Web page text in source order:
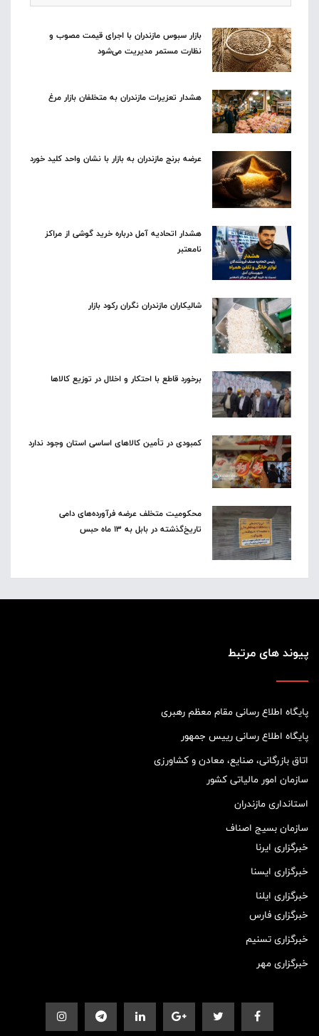
بازار سبوس مازندران با اجرای قیمت مصوب و
نظارت مستمر مدیریت می‌شود
هشدار تعزیرات مازندران به متخلفان بازار مرغ
عرضه برنج مازندران به بازار با نشان واحد کلید خورد
هشدار اتحادیه آمل درباره خرید گوشی از مراکز
نامعتبر
شالیکاران مازندران نگران رکود بازار
برخورد قاطع با احتکار و اخلال در توزیع کالاها
کمبودی در تأمین کالاهای اساسی استان وجود ندارد
محکومیت متخلف عرضه فرآورده‌های دامی
تاریخ‌گذشته در بابل به ۱۳ ماه حبس
پیوند های مرتبط
پایگاه اطلاع رسانی مقام معظم رهبری
پایگاه اطلاع رسانی رییس جمهور
اتاق بازرگانی، صنایع، معادن و کشاورزی
سازمان امور مالیاتی کشور
استانداری مازندران
سازمان بسیج اصناف
خبرگزاری ایرنا
خبرگزاری ایسنا
خبرگزاری ایلنا
خبرگزاری فارس
خبرگزاری تسنیم
خبرگزاری مهر